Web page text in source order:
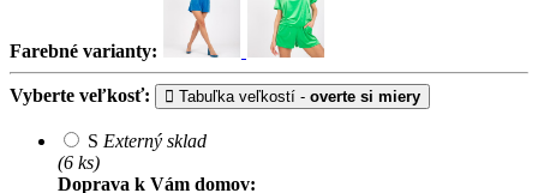
Farebné varianty:
Vyberte veľkosť: Tabuľka veľkostí - overte si miery
S Externý sklad
(6 ks)
Doprava k Vám domov: